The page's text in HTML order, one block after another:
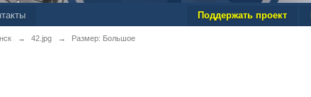
Поддержать проект
→ 42.jpg → Размер: Большое